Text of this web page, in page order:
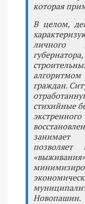
которая
В целом,
личного
граждан.
стихийные
занимает
Новопашин.